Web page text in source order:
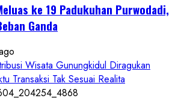
ke 19 Padukuhan Purwodadi,
Ganda
Wisata Gunungkidul Diragukan
Transaksi Tak Sesuai Realita